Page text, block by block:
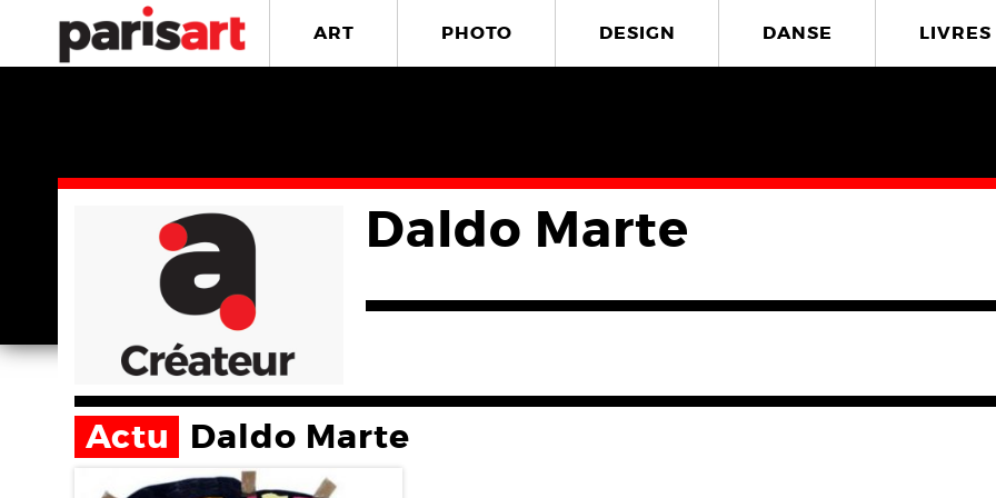
ART PHOTO DESIGN DANSE LIVRES
Daldo Marte
Actu Daldo Marte